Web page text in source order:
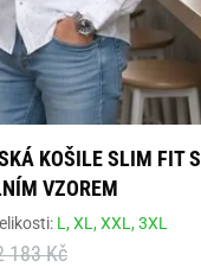
KOŠILE SLIM FIT S
VZOREM
L,XL,XXL,3XL
183 Kč